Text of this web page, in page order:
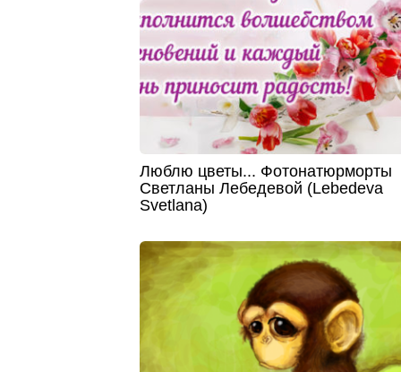
Люблю цветы... Фотонатюрморты
Светланы Лебедевой (Lebedeva
Svetlana)